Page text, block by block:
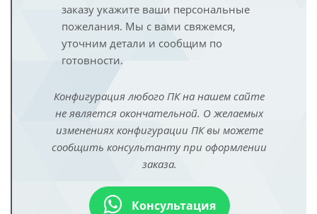
заказу укажите ваши персональные
пожелания. Мы с вами свяжемся,
уточним детали и сообщим по
готовности.
Конфигурация любого ПК на нашем сайте
не является окончательной. О желаемых
изменениях конфигурации ПК вы можете
сообщить консультанту при оформлении
заказа.
Консультация